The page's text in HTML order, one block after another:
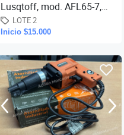
Lusqtoff, mod. AFL65-7,
potencia 65 w, velocidad,
6700 rpm (sin uso).-
LOTE 2
Inicio $15.000